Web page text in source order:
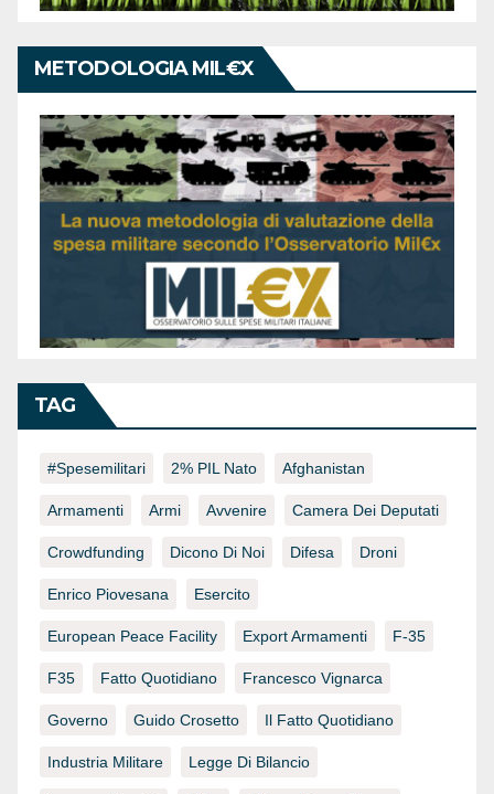
METODOLOGIA MIL€X
TAG
#spesemilitari 2% PIL Nato Afghanistan
Armamenti Armi Avvenire Camera Dei Deputati
Crowdfunding Dicono Di Noi Difesa Droni
Enrico Piovesana Esercito
European Peace Facility Export Armamenti F-35
F35 Fatto Quotidiano Francesco Vignarca
Governo Guido Crosetto Il Fatto Quotidiano
Industria Militare Legge Di Bilancio